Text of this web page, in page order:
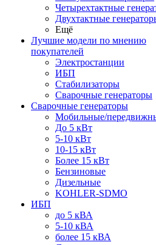
Четырехтактные
Двухтактные
Ещё
Лучшие модели по мнению
покупателей
Электростанции
ИБП
Стабилизаторы
Сварочные генераторы
Сварочные генераторы
Мобильные/
До 5 кВт
5-10 кВт
10-15 кВт
Более 15 кВт
Бензиновые
Дизельные
KOHLER-SDMO
ИБП
до 5 кВА
5-10 кВА
более 15 кВА